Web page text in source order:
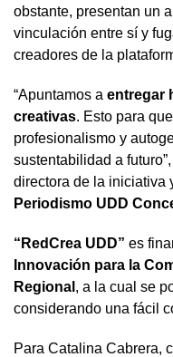
obstante, presentan un
vinculación entre sí y
creadores de la
“Apuntamos a entregar
creativas. Esto para
profesionalismo y
sustentabilidad a
directora de la iniciativa
Periodismo UDD
“RedCrea UDD” es
Innovación para la
Regional , a la cual se
considerando una fácil
Para Catalina Cabrera,